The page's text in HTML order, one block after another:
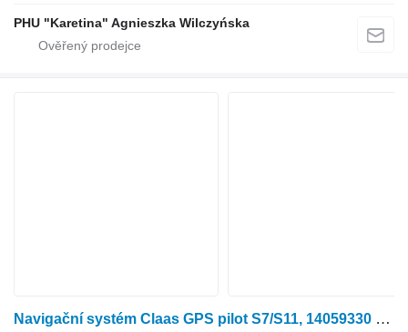
PHU "Karetina" Agnieszka Wilczyńska
Navigační systém Claas GPS pilot S7/S11, 14059330 Claas eDriveX źyroskop a anténa pro kolového traktoru Claas